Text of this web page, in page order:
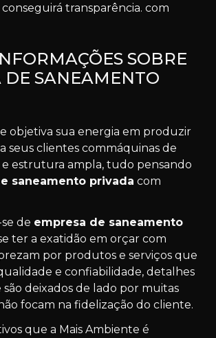
transparência. com
SOBRE
DE SANEAMENTO
objetiva sua energia em produzir
seus clientes commáquinas de
estrutura ampla, tudo pensando
saneamento privada com
de empresa de saneamento
ter a exatidão em orçar com
por produtos e serviços que
e confiabilidade, detalhes
deixados de lado por muitas
focam na fidelização do cliente.
que a Mais Ambiente é